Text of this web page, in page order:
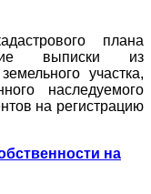
плана
выписки из
участка,
наследуемого
на регистрацию
на